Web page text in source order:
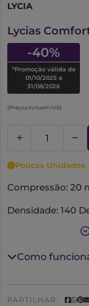
LYCIA
Lycias
-40%
*Promoção válida de
01/10/2025 a
31/08/2026
(Preços incluem IVA)
Poucas Unidades
Compressão: 20
Densidade: 140
Cor: mel
Como
PARTILHAR: